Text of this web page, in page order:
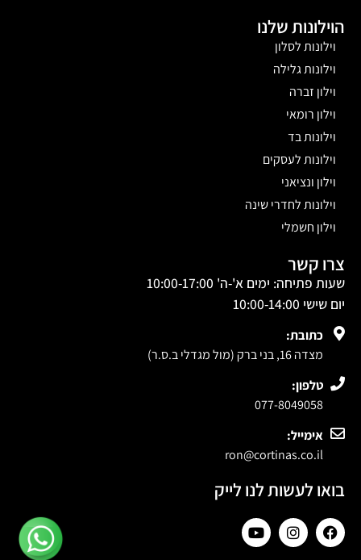
הוילונות שלנו
וילונות לסלון
וילונות גלילה
וילון זברה
וילון רומאי
וילונות בד
וילונות לעסקים
וילון ונציאני
וילונות לחדרי שינה
וילון חשמלי
צרו קשר
שעות פתיחה: ימים א'-ה' 10:00-17:00
יום שישי 10:00-14:00
כתובת:
מצדה 16, בני ברק (מול מגדלי ב.ס.ר)
טלפון:
077-8049058
אימייל:
ron@cortinas.co.il
בואו לעשות לנו לייק